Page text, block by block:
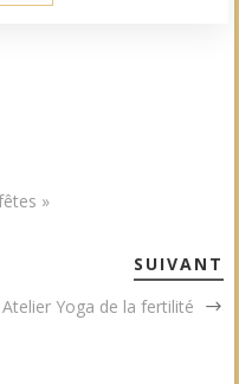
»
SUIVANT
Atelier Yoga de la fertilité